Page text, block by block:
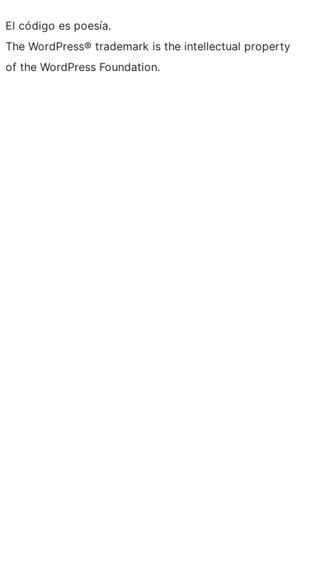
El código es poesía.
The WordPress® trademark is the intellectual property
of the WordPress Foundation.